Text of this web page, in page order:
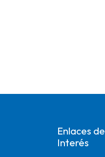
Enlaces de
Interés